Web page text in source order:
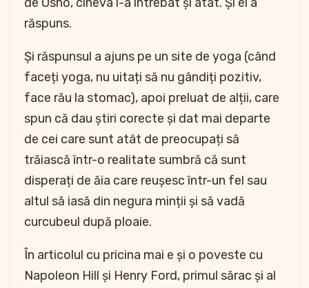
răspuns.
Și răspunsul a ajuns pe un site de yoga (când
faceți yoga, nu uitați să nu gândiți pozitiv,
face rău la stomac), apoi preluat de alții, care
spun că dau știri corecte și dat mai departe
de cei care sunt atât de preocupați să
trăiască într-o realitate sumbră că sunt
disperați de ăia care reușesc într-un fel sau
altul să iasă din negura minții și să vadă
curcubeul după ploaie.
În articolul cu pricina mai e și o poveste cu
Napoleon Hill și Henry Ford, primul sărac și al